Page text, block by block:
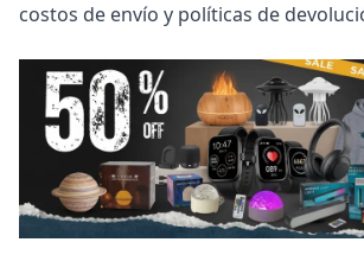
costos de envío y políticas de